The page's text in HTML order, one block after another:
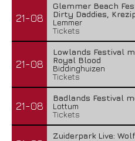
21-08
Glemmer Beach
Dirty Daddies,
Lemmer
Tickets
21-08
Lowlands Festival
Royal Blood
Biddinghuizen
Tickets
21-08
Badlands Festival
Lottum
Tickets
Zuiderpark Live: